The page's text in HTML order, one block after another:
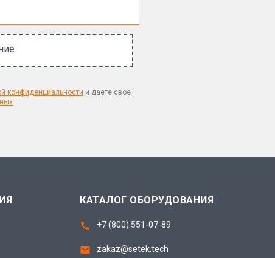
конфиденциальности и даете свое
КАТАЛОГ ОБОРУДОВАНИЯ
+7 (800) 551-07-89
zakaz@setek.tech